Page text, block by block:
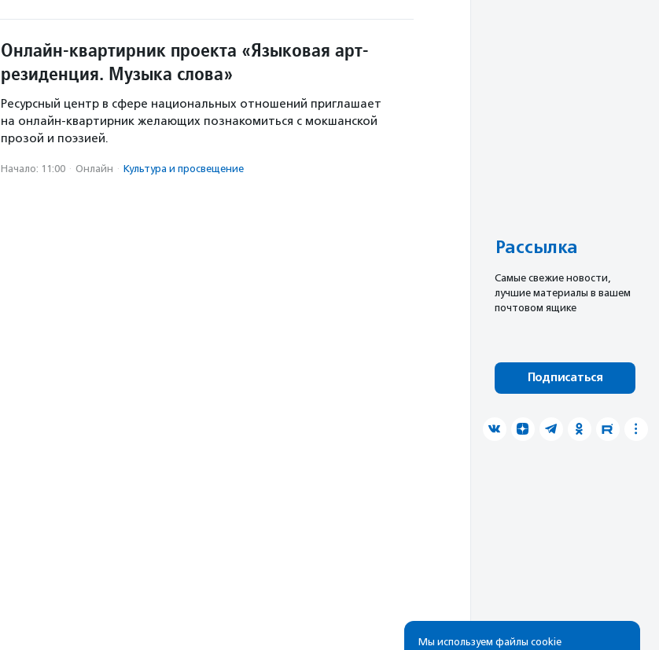
Онлайн-квартирник проекта «Языковая арт-
резиденция. Музыка слова»
Ресурсный центр в сфере национальных отношений приглашает
на онлайн-квартирник желающих познакомиться с мокшанской
прозой и поэзией.
Начало: 11:00 · Онлайн · Культура и просвещение
Рассылка
Cамые свежие новости,
лучшие материалы в вашем
почтовом ящике
Подписаться
Мы используем файлы cookie